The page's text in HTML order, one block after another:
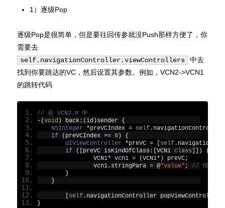
1）逐级Pop
逐级Pop是很简单，但是要往回传参就没Push那样方便了，你
需要去
self.navigationController.viewControllers
中去
找到你要跳达的VC，然后设置其参数。例如，VCN2->VCN1
的跳转代码
// 在 VCN2.m 中
-(void ) back:(id )sender {
NSInteger
*preVCIndex = self. navigationController
if
( preVCIndex >= 0)
{
UIViewController
*preVC = [self.
if
([preVC isKindOfClass :[VCN1 class]])
{
        	VCN1
* vcn1 = (VCN1*) preVC;
        	vcn1
. stringPara = @"value" ;
// 传参
}
}
[self. navigationController
}